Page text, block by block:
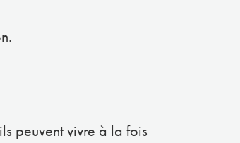
peuvent vivre à la fois